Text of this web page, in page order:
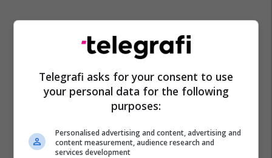
Telegrafi asks for your consent to use
your personal data for the following
purposes:
Personalised advertising and content, advertising and
content measurement, audience research and
services development